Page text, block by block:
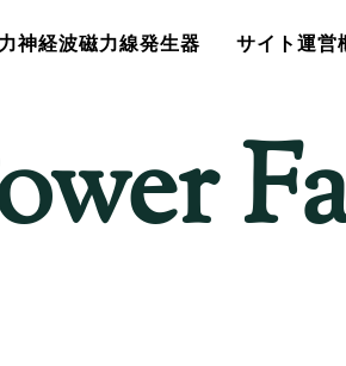
神経波磁力線発生器 サイト運営